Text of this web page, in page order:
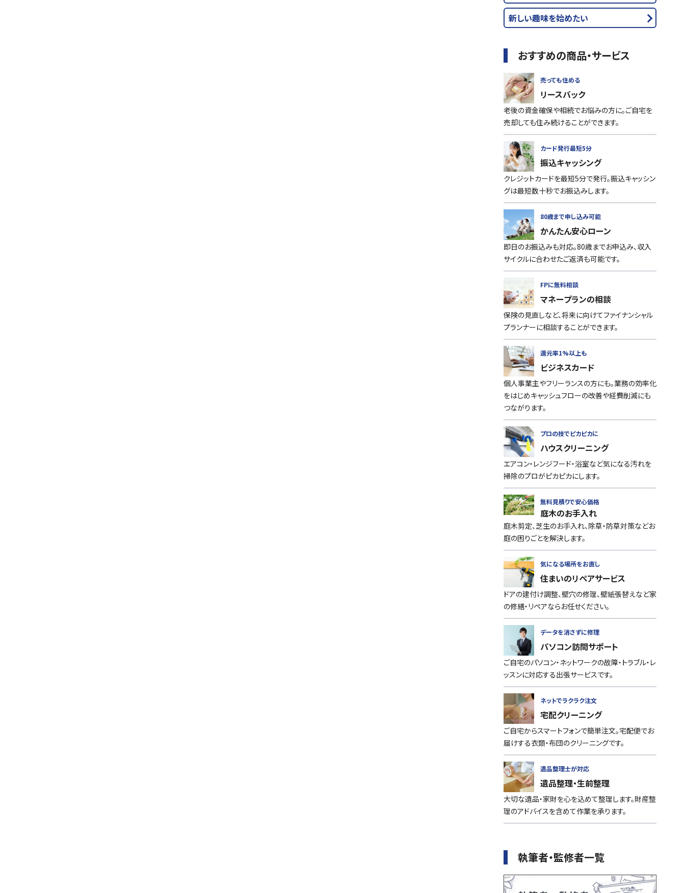
新しい趣味を始めたい
おすすめの商品・サービス
老後の資金確保や相続でお悩みの方に。ご自宅を
売却しても住み続けることができます。
売っても住める
リースバック
クレジットカードを最短5分で発行。振込キャッシン
グは最短数十秒でお振込みします。
カード発行最短5分
振込キャッシング
即日のお振込みも対応。80歳までお申込み、収入
サイクルに合わせたご返済も可能です。
80歳まで申し込み可能
かんたん安心ローン
保険の見直しなど、将来に向けてファイナンシャル
プランナーに相談することができます。
FPに無料相談
マネープランの相談
個人事業主やフリーランスの方にも。業務の効率化
をはじめキャッシュフローの改善や経費削減にも
つながります。
還元率1%以上も
ビジネスカード
エアコン・レンジフード・浴室など気になる汚れを
掃除のプロがピカピカにします。
プロの技でピカピカに
ハウスクリーニング
庭木剪定、芝生のお手入れ、除草・防草対策などお
庭の困りごとを解決します。
無料見積りで安心価格
庭木のお手入れ
ドアの建付け調整、壁穴の修理、壁紙張替えなど家
の修繕・リペアならお任せください。
気になる場所をお直し
住まいのリペアサービス
ご自宅のパソコン・ネットワークの故障・トラブル・レ
ッスンに対応する出張サービスです。
データを消さずに修理
パソコン訪問サポート
ご自宅からスマートフォンで簡単注文。宅配便でお
届けする衣類・布団のクリーニングです。
ネットでラクラク注文
宅配クリーニング
大切な遺品・家財を心を込めて整理します。財産整
理のアドバイスを含めて作業を承ります。
遺品整理士が対応
遺品整理・生前整理
執筆者・監修者一覧